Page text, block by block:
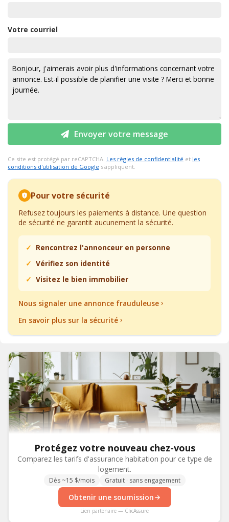
Votre courriel
Envoyer votre message
Ce site est protégé par reCAPTCHA. Les règles de confidentialité et les
conditions d'utilisation de Google s'appliquent.
Pour votre sécurité
Refusez toujours les paiements à distance. Une question
de sécurité ne garantit aucunement la sécurité.
Rencontrez l'annonceur en personne
Vérifiez son identité
Visitez le bien immobilier
Nous signaler une annonce frauduleuse
En savoir plus sur la sécurité
Protégez votre nouveau chez-vous
Comparez les tarifs d'assurance habitation pour ce type de
logement.
Dès ~15 $/mois Gratuit · sans engagement
Obtenir une soumission
Lien partenaire — ClicAssure